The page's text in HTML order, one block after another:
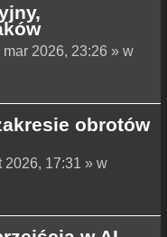
mar 2026, 23:26 » w
obrotów
2026, 17:31 » w